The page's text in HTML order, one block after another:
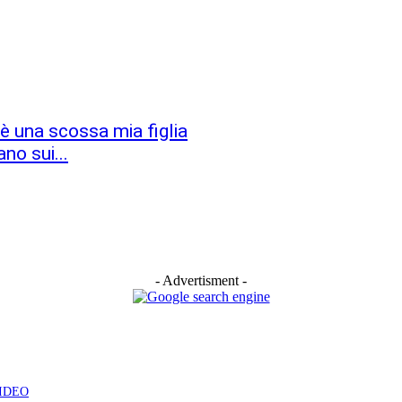
una scossa mia figlia
sui...
- Advertisment -